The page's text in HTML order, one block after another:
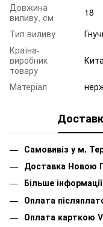
Довжина
виливу, см
18
Тип виливу
Країна-
виробник
товару
Матеріал
Самовивіз у м.
Доставка Новою
Більше
Оплата
Оплата карткою